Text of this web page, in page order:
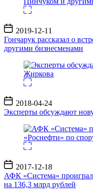
Дата
записи
2019-12-11
Гончарук рассказал о
другими бизнесменами
Дата
записи
2018-04-24
Эксперты обсуждают
Дата
записи
2017-12-18
АФК «Система»
на 136,3 млрд рублей